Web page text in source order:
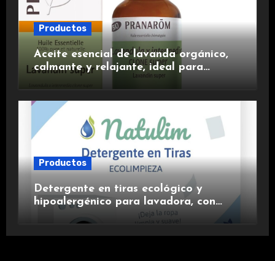
Productos
Aceite esencial de lavanda orgánico,
calmante y relajante, ideal para
Productos
Detergente en tiras ecológico y
hipoalergénico para lavadora, con
suavizante incluido y fragancia de
lavanda.